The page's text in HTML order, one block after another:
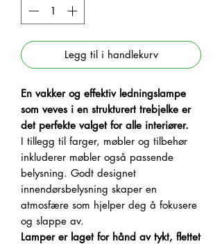
Legg til i handlekurv
En vakker og effektiv ledningslampe
som veves i en strukturert trebjelke er
det perfekte valget for alle interiører.
I tillegg til farger, møbler og tilbehør
inkluderer møbler også passende
belysning. Godt designet
innendørsbelysning skaper en
atmosfære som hjelper deg å fokusere
og slappe av.
Lamper er laget for hånd av tykt, flettet